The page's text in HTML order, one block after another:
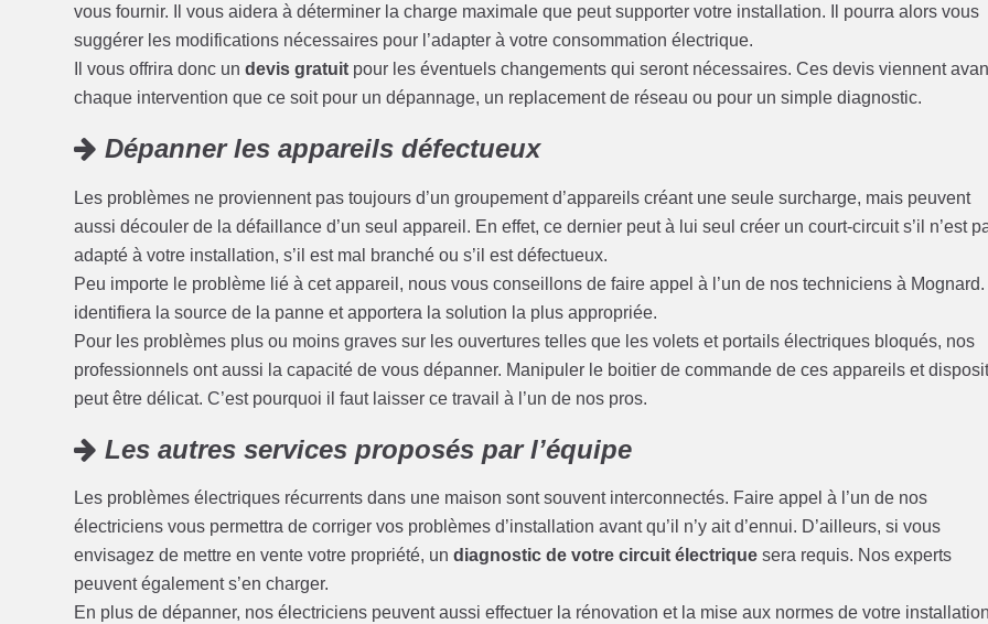
vous fournir. Il vous aidera à déterminer la charge maximale que peut supporter votre installation. Il pourra alors vous
suggérer les modifications nécessaires pour l’adapter à votre consommation électrique.
Il vous offrira donc undevis gratuit pour les éventuels changements qui seront nécessaires. Ces devis viennent
chaque intervention que ce soit pour un dépannage, un replacement de réseau ou pour un simple diagnostic.
Dépanner les appareils défectueux
Les problèmes ne proviennent pas toujours d’un groupement d’appareils créant une seule surcharge, mais peuvent
aussi découler de la défaillance d’un seul appareil. En effet, ce dernier peut à lui seul créer un court-circuit s’il n’est
adapté à votre installation, s’il est mal branché ou s’il est défectueux.
Peu importe le problème lié à cet appareil, nous vous conseillons de faire appel à l’un de nos techniciens à Mognard. Il
identifiera la source de la panne et apportera la solution la plus appropriée.
Pour les problèmes plus ou moins graves sur les ouvertures telles que les volets et portails électriques bloqués, nos
professionnels ont aussi la capacité de vous dépanner. Manipuler le boitier de commande de ces appareils et
peut être délicat. C’est pourquoi il faut laisser ce travail à l’un de nos pros.
Les autres services proposés par l’équipe
Les problèmes électriques récurrents dans une maison sont souvent interconnectés. Faire appel à l’un de nos
électriciens vous permettra de corriger vos problèmes d’installation avant qu’il n’y ait d’ennui. D’ailleurs, si vous
envisagez de mettre en vente votre propriété, undiagnostic de votre circuit électrique sera requis. Nos experts
peuvent également s’en charger.
En plus de dépanner, nos électriciens peuvent aussi effectuer la rénovation et la mise aux normes de votre installation